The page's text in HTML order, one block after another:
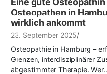
Osteopathen in
wirklich ankommt
23. September 2025
Osteopathie in Hamburg –
Grenzen, interdisziplinärer
abgestimmter Therapie.